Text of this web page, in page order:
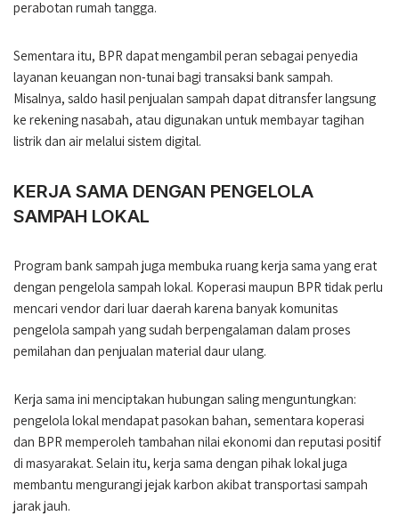
perabotan rumah tangga.
Sementara itu, BPR dapat mengambil peran sebagai penyedia
layanan keuangan non-tunai bagi transaksi bank sampah.
Misalnya, saldo hasil penjualan sampah dapat ditransfer langsung
ke rekening nasabah, atau digunakan untuk membayar tagihan
listrik dan air melalui sistem digital.
KERJA SAMA DENGAN PENGELOLA
SAMPAH LOKAL
Program bank sampah juga membuka ruang kerja sama yang erat
dengan pengelola sampah lokal. Koperasi maupun BPR tidak perlu
mencari vendor dari luar daerah karena banyak komunitas
pengelola sampah yang sudah berpengalaman dalam proses
pemilahan dan penjualan material daur ulang.
Kerja sama ini menciptakan hubungan saling menguntungkan:
pengelola lokal mendapat pasokan bahan, sementara koperasi
dan BPR memperoleh tambahan nilai ekonomi dan reputasi positif
di masyarakat. Selain itu, kerja sama dengan pihak lokal juga
membantu mengurangi jejak karbon akibat transportasi sampah
jarak jauh.